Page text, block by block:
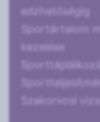
edzhetőségig
Sportártalom
kezelése
Szakorvosi